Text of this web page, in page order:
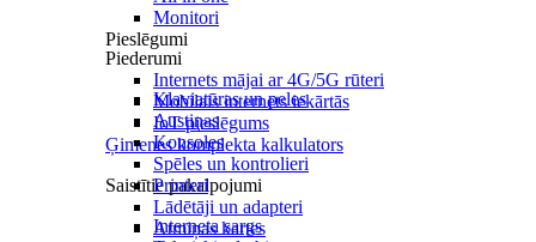
Pieslēgumi
Internets mājai ar 4G/5G rūteri
Mobilais internets iekārtās
IoT pieslēgums
Ģimenes komplekta kalkulators
Saistītie pakalpojumi
Interneta sargs
Monitori
Piederumi
Klaviatūras un peles
Austiņas
Konsoles
Spēles un kontrolieri
Printeri
Lādētāji un adapteri
Atmiņas kartes